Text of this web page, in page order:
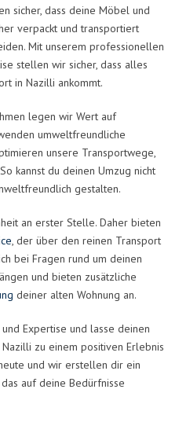
sicher, dass deine Möbel und
verpackt und transportiert
Mit unserem professionellen
stellen wir sicher, dass alles
in Nazilli ankommt.
legen wir Wert auf
umweltfreundliche
unsere Transportwege,
kannst du deinen Umzug nicht
gestalten.
an erster Stelle. Daher bieten
, der über den reinen Transport
bei Fragen rund um deinen
und bieten zusätzliche
deiner alten Wohnung an.
Expertise und lasse deinen
zu einem positiven Erlebnis
und wir erstellen dir ein
auf deine Bedürfnisse